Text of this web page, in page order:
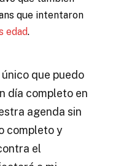
que intentaron
edad.
que puedo
día completo en
agenda sin
completo y
el